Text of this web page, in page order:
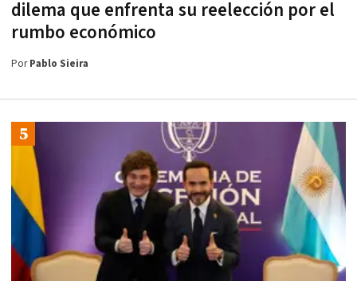
dilema que enfrenta su reelección por el
rumbo económico
PorPablo Sieira